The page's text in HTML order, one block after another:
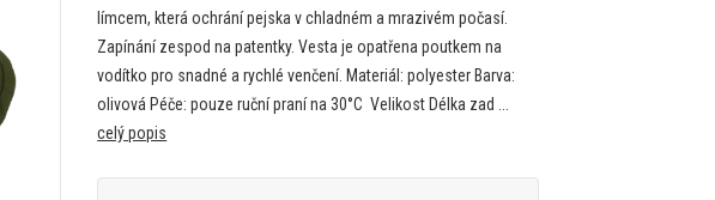
límcem, která ochrání pejska v chladném a mrazivém počasí.
Zapínání zespod na patentky. Vesta je opatřena poutkem na
vodítko pro snadné a rychlé venčení. Materiál: polyester Barva:
olivová Péče: pouze ruční praní na 30°C Velikost Délka zad ...
celý popis